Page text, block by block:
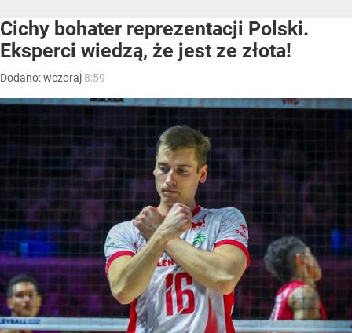
Cichy bohater reprezentacji Polski.
Eksperci wiedzą, że jest ze złota!
Dodano:wczoraj 8:59